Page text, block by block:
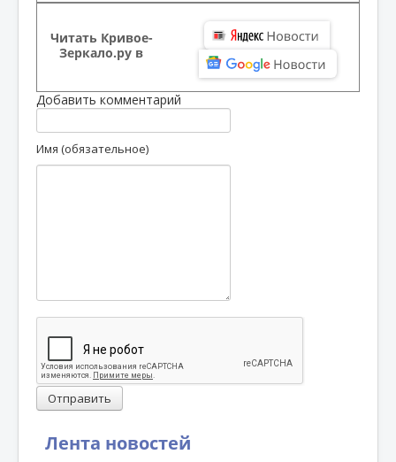
Лента новостей
Читать Кривое-
Зеркало.ру в
Добавить комментарий
Имя (обязательное)
Отправить